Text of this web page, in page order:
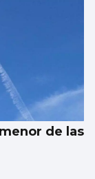
de las